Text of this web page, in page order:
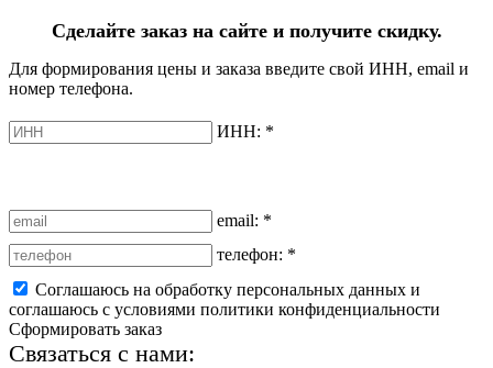
Сделайте заказ на сайте и получите скидку.
Для формирования цены и заказа введите свой ИНН, email и
номер телефона.
ИНН: *
email: *
телефон: *
Соглашаюсь на обработку персональных данных и
соглашаюсь с условиями политики конфиденциальности
Сформировать заказ
Связаться с нами: